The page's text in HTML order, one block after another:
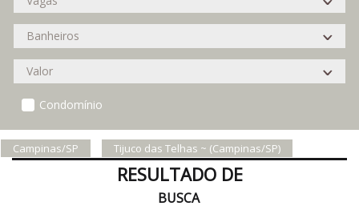
Condomínio
Campinas/SP Tijuco das Telhas ~ (Campinas/SP)
RESULTADO DE
BUSCA